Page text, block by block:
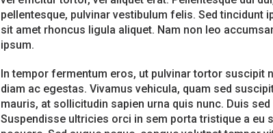
p
r
s
i
o
n
pellentesque, pulvinar vestibulum felis. Sed tincidunt
sit amet rhoncus ligula aliquet. Nam non leo
ipsum.
In tempor fermentum eros, ut pulvinar tortor suscipit
diam ac egestas. Vivamus vehicula, quam sed
mauris, at sollicitudin sapien urna quis nunc. Duis
Suspendisse ultricies orci in sem porta tristique a eu